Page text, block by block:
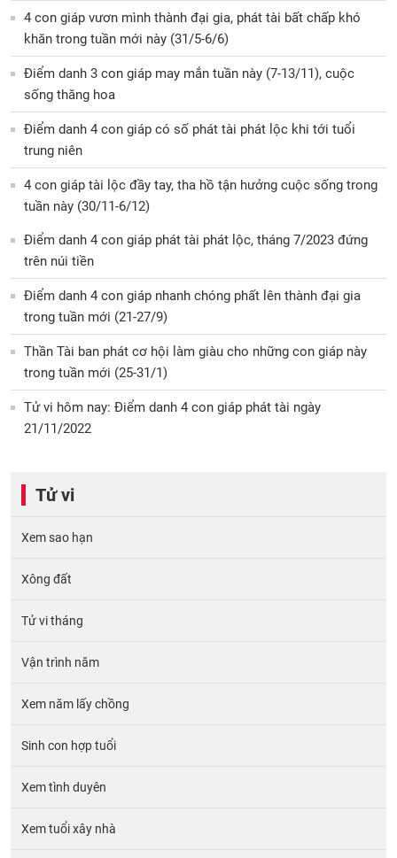
4 con giáp vươn mình thành đại gia, phát tài bất chấp khó
khăn trong tuần mới này (31/5-6/6)
Điểm danh 3 con giáp may mắn tuần này (7-13/11), cuộc
sống thăng hoa
Điểm danh 4 con giáp có số phát tài phát lộc khi tới tuổi
trung niên
4 con giáp tài lộc đầy tay, tha hồ tận hưởng cuộc sống trong
tuần này (30/11-6/12)
Điểm danh 4 con giáp phát tài phát lộc, tháng 7/2023 đứng
trên núi tiền
Điểm danh 4 con giáp nhanh chóng phất lên thành đại gia
trong tuần mới (21-27/9)
Thần Tài ban phát cơ hội làm giàu cho những con giáp này
trong tuần mới (25-31/1)
Tử vi hôm nay: Điểm danh 4 con giáp phát tài ngày
21/11/2022
Tử vi
Xem sao hạn
Xông đất
Tử vi tháng
Vận trình năm
Xem năm lấy chồng
Sinh con hợp tuổi
Xem tình duyên
Xem tuổi xây nhà